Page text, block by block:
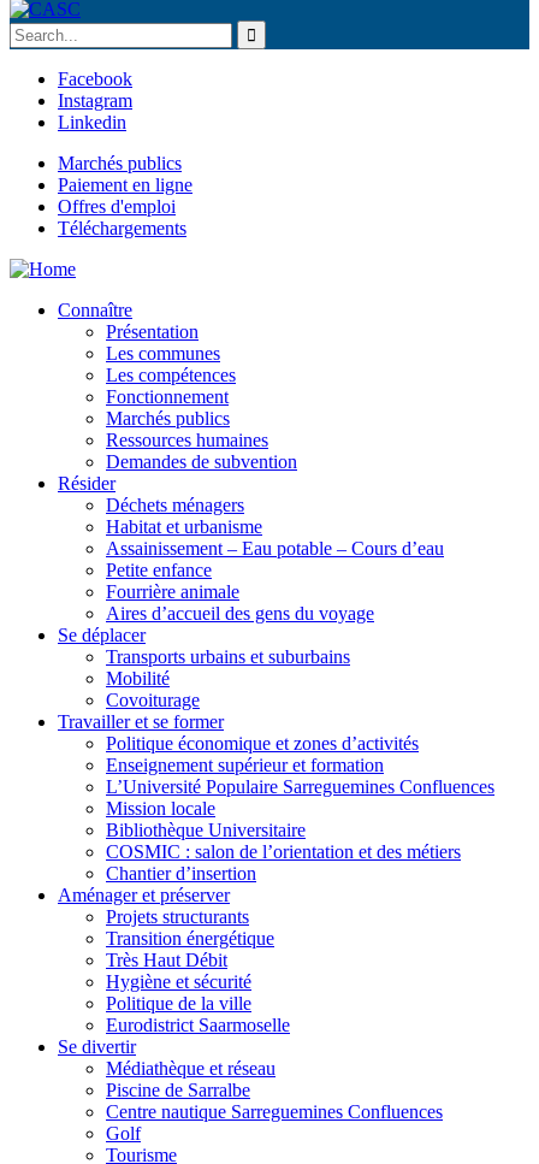
Facebook
Instagram
Linkedin
Marchés publics
Paiement en ligne
Offres d'emploi
Téléchargements
Connaître
Présentation
Les communes
Les compétences
Fonctionnement
Marchés publics
Ressources humaines
Demandes de subvention
Résider
Déchets ménagers
Habitat et urbanisme
Assainissement – Eau potable – Cours d’eau
Petite enfance
Fourrière animale
Aires d’accueil des gens du voyage
Se déplacer
Transports urbains et suburbains
Mobilité
Covoiturage
Travailler et se former
Politique économique et zones d’activités
Enseignement supérieur et formation
L’Université Populaire Sarreguemines Confluences
Mission locale
Bibliothèque Universitaire
COSMIC : salon de l’orientation et des métiers
Chantier d’insertion
Aménager et préserver
Projets structurants
Transition énergétique
Très Haut Débit
Hygiène et sécurité
Politique de la ville
Eurodistrict Saarmoselle
Se divertir
Médiathèque et réseau
Piscine de Sarralbe
Centre nautique Sarreguemines Confluences
Golf
Tourisme